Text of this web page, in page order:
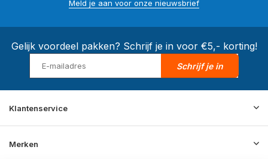
Meld je aan voor onze nieuwsbrief
Gelijk voordeel pakken? Schrijf je in voor €5,- korting!
Schrijf je in
Klantenservice
Merken